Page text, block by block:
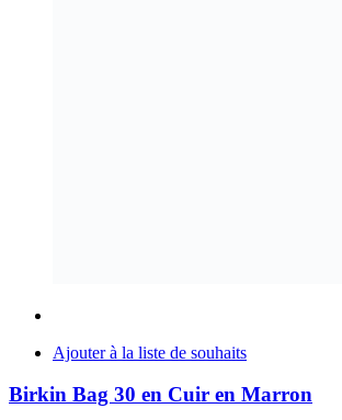
Ajouter à la liste de souhaits
Birkin Bag 30 en Cuir en Marron